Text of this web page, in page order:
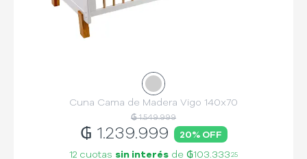
Cuna Cama de Madera Vigo 140x70
₲ 1.549.999
₲ 1.239.999 20% OFF
12 cuotas sin interés de ₲103.333 25